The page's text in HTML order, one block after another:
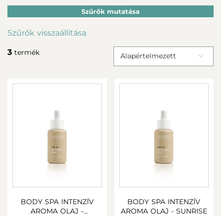
Szűrők mutatása
Szűrők visszaállítása
3 termék Alapértelmezett
BODY SPA INTENZÍV
AROMA OLAJ -
BODY SPA INTENZÍV
AROMA OLAJ - SUNRISE